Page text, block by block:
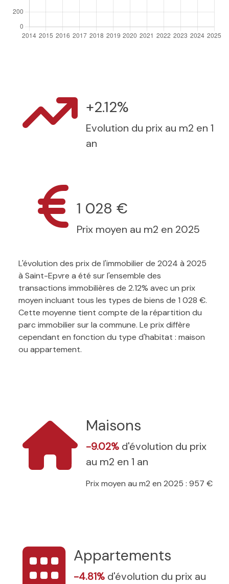
+2.12%
Evolution du prix au m2 en 1
an
1 028 €
Prix moyen au m2 en 2025
L'évolution des prix de l'immobilier de 2024 à 2025
à Saint-Epvre a été sur l'ensemble des
transactions immobilières de 2.12% avec un prix
moyen incluant tous les types de biens de 1 028 €.
Cette moyenne tient compte de la répartition du
parc immobilier sur la commune. Le prix diffère
cependant en fonction du type d'habitat : maison
ou appartement.
Maisons
-9.02% d'évolution du prix
au m2 en 1 an
Prix moyen au m2 en 2025 : 957 €
Appartements
-4.81% d'évolution du prix au